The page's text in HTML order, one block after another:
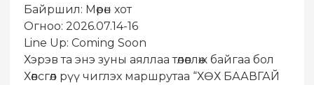
Байршил: Мөрөн хот
Огноо: 2026.07.14-16
Line Up: Coming Soon
Хэрэв та энэ зуны аяллаа төлөвлөж байгаа бол
Хөвсгөл рүү чиглэх маршрутаа “ХӨХ БААВГАЙ